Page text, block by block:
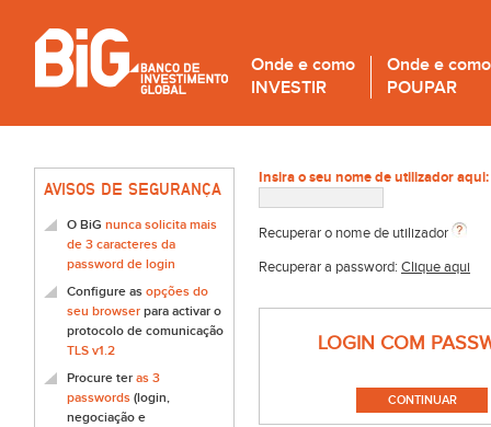
Onde e como
INVESTIR
Onde e como
POUPAR
AVISOS DE SEGURANÇA
O BiG nunca solicita mais
de 3 caracteres da
password de login
Configure as opções do
seu browser para activar o
protocolo de comunicação
TLS v1.2
Procure ter as 3
passwords (login,
negociação e
Insira o seu nome de utilizador aqui:
Recuperar o nome de utilizador
Recuperar a password: Clique aqui
LOGIN COM